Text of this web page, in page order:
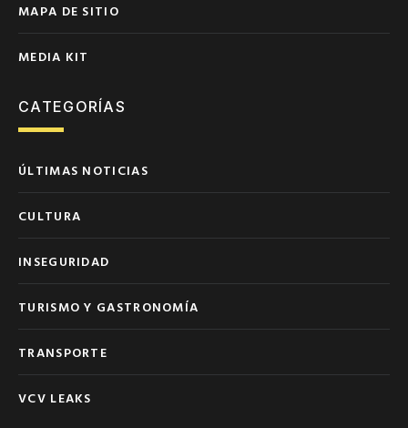
MAPA DE SITIO
MEDIA KIT
CATEGORÍAS
ÚLTIMAS NOTICIAS
CULTURA
INSEGURIDAD
TURISMO Y GASTRONOMÍA
TRANSPORTE
VCV LEAKS